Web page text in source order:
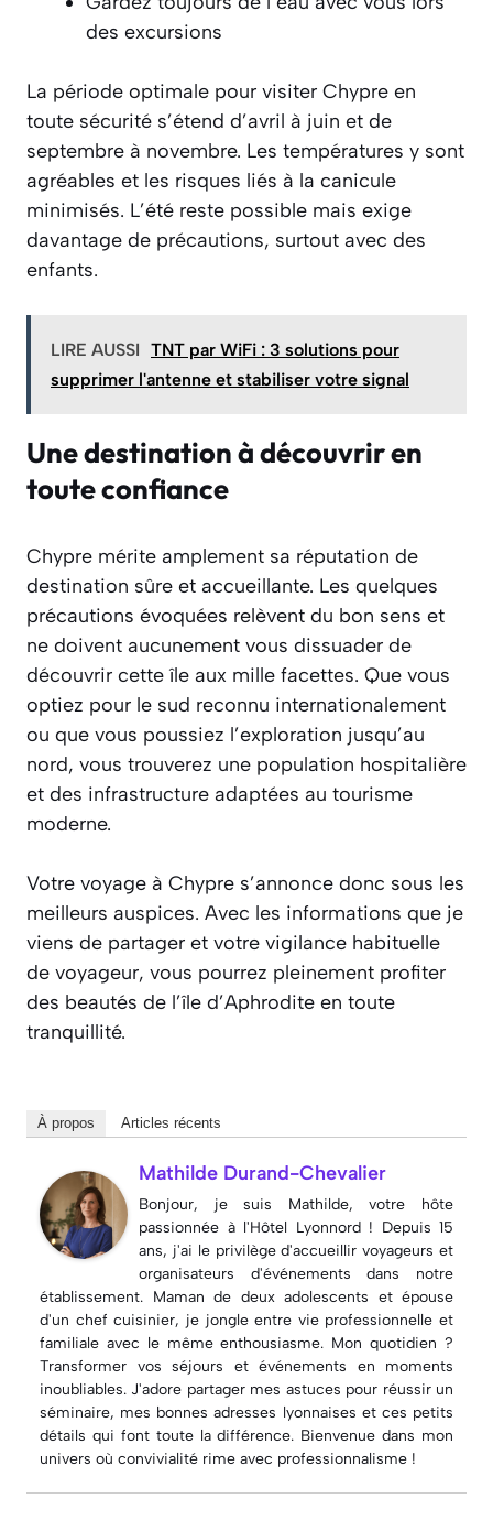
des excursions
La période optimale pour visiter Chypre en
toute sécurité s’étend d’avril à juin et de
septembre à novembre. Les températures y sont
agréables et les risques liés à la canicule
minimisés. L’été reste possible mais exige
davantage de précautions, surtout avec des
enfants.
LIRE AUSSI TNT par WiFi : 3 solutions pour
supprimer l'antenne et stabiliser votre signal
Une destination à découvrir en
toute confiance
Chypre mérite amplement sa réputation de
destination sûre et accueillante. Les quelques
précautions évoquées relèvent du bon sens et
ne doivent aucunement vous dissuader de
découvrir cette île aux mille facettes. Que vous
optiez pour le sud reconnu internationalement
ou que vous poussiez l’exploration jusqu’au
nord, vous trouverez une population hospitalière
et des infrastructure adaptées au tourisme
moderne.
Votre voyage à Chypre s’annonce donc sous les
meilleurs auspices. Avec les informations que je
viens de partager et votre vigilance habituelle
de voyageur, vous pourrez pleinement profiter
des beautés de l’île d’Aphrodite en toute
tranquillité.
À propos Articles récents
Mathilde Durand-Chevalier
Bonjour, je suis Mathilde, votre hôte
passionnée à l'Hôtel Lyonnord ! Depuis 15
ans, j'ai le privilège d'accueillir voyageurs et
organisateurs d'événements dans notre
établissement. Maman de deux adolescents et épouse
d'un chef cuisinier, je jongle entre vie professionnelle et
familiale avec le même enthousiasme. Mon quotidien ?
Transformer vos séjours et événements en moments
inoubliables. J'adore partager mes astuces pour réussir un
séminaire, mes bonnes adresses lyonnaises et ces petits
détails qui font toute la différence. Bienvenue dans mon
univers où convivialité rime avec professionnalisme !